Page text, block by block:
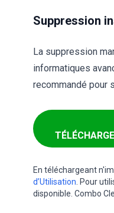
Suppression
La suppression
informatiques
recommandé pour
En téléchargeant
d’Utilisation . Pour
disponible. Combo